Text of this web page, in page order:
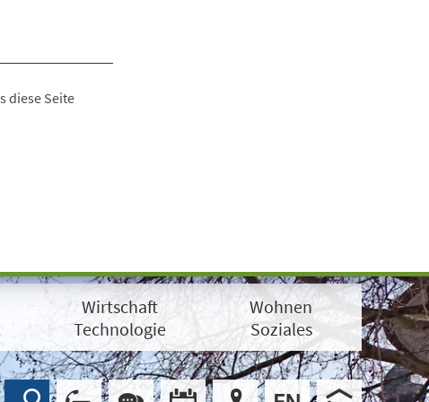
diese Seite
Wirtschaft
Technologie
Wohnen
Soziales